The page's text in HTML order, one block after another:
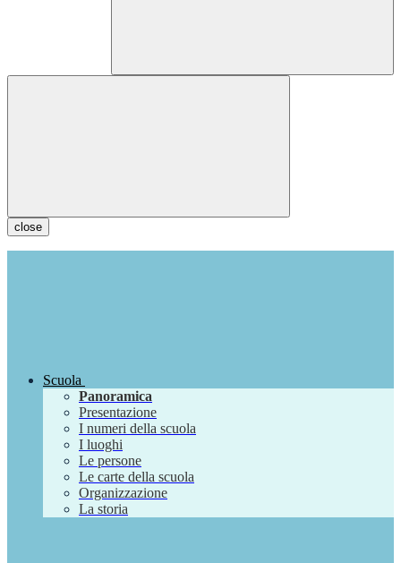
close
Scuola
Panoramica
Presentazione
I numeri della scuola
I luoghi
Le persone
Le carte della scuola
Organizzazione
La storia